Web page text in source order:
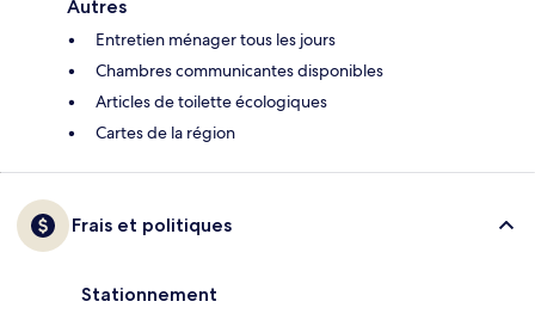
Autres
Entretien ménager tous les jours
Chambres communicantes disponibles
Articles de toilette écologiques
Cartes de la région
Frais et politiques
Stationnement